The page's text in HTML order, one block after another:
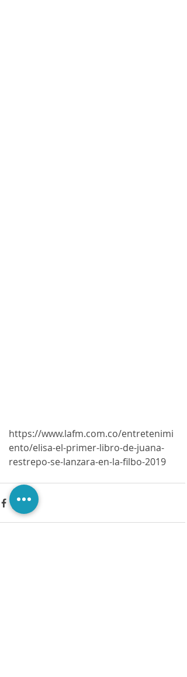
https://www.lafm.com.co/entretenimi
ento/elisa-el-primer-libro-de-juana-
restrepo-se-lanzara-en-la-filbo-2019